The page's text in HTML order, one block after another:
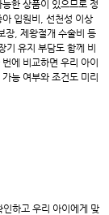
한 상품이 있으므로 정
입원비, 선천성 이상
장, 제왕절개 수술비 등
기 유지 부담도 함께 비
에 비교하면 우리 아이
능 여부와 조건도 미리
하고 우리 아이에게 맞